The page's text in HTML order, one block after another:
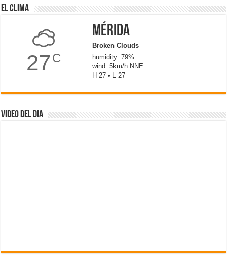
El Clima
27C
Mérida
Broken Clouds
humidity: 79%
wind: 5km/h NNE
H 27 • L 27
Video del dia